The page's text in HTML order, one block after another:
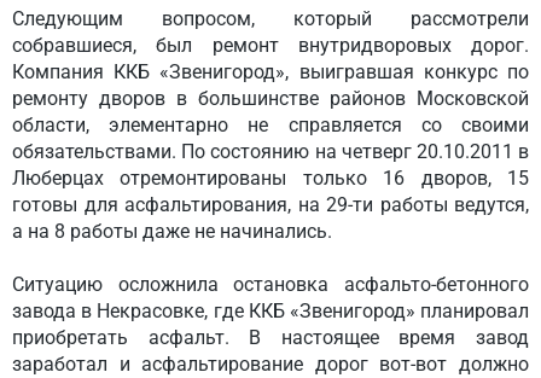
Следующим вопросом, который рассмотрели
собравшиеся, был ремонт внутридворовых дорог.
Компания ККБ «Звенигород», выигравшая конкурс по
ремонту дворов в большинстве районов Московской
области, элементарно не справляется со своими
обязательствами. По состоянию на четверг 20.10.2011 в
Люберцах отремонтированы только 16 дворов, 15
готовы для асфальтирования, на 29-ти работы ведутся,
а на 8 работы даже не начинались.
Ситуацию осложнила остановка асфальто-бетонного
завода в Некрасовке, где ККБ «Звенигород» планировал
приобретать асфальт. В настоящее время завод
заработал и асфальтирование дорог вот-вот должно